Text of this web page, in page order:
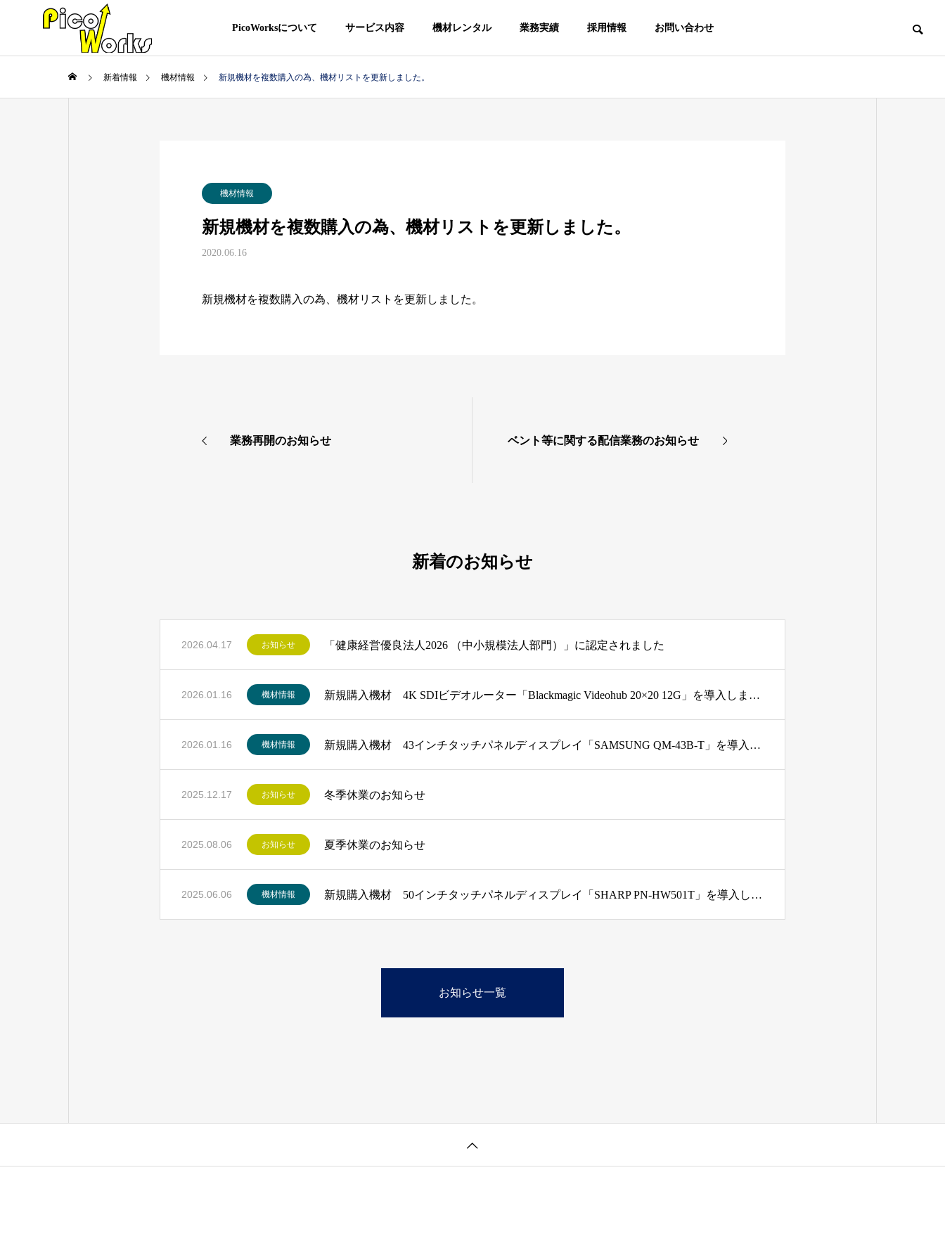
PicoWorksについて サービス内容 機材レンタル 業務実績 採用情報 お問い合わせ
新着情報 機材情報 新規機材を複数購入の為、機材リストを更新しました。
機材情報
新規機材を複数購入の為、機材リストを更新しました。
2020.06.16
新規機材を複数購入の為、機材リストを更新しました。
業務再開のお知らせ ベント等に関する配信業務のお知らせ
新着のお知らせ
2026.04.17 お知らせ 「健康経営優良法人2026 （中小規模法人部門）」に認定されました
2026.01.16 機材情報 新規購入機材 4K SDIビデオルーター「Blackmagic Videohub 20×20 12G」を導入しました
2026.01.16 機材情報 新規購入機材 43インチタッチパネルディスプレイ「SAMSUNG QM-43B-T」を導入しました
2025.12.17 お知らせ 冬季休業のお知らせ
2025.08.06 お知らせ 夏季休業のお知らせ
2025.06.06 機材情報 新規購入機材 50インチタッチパネルディスプレイ「SHARP PN-HW501T」を導入しました
お知らせ一覧